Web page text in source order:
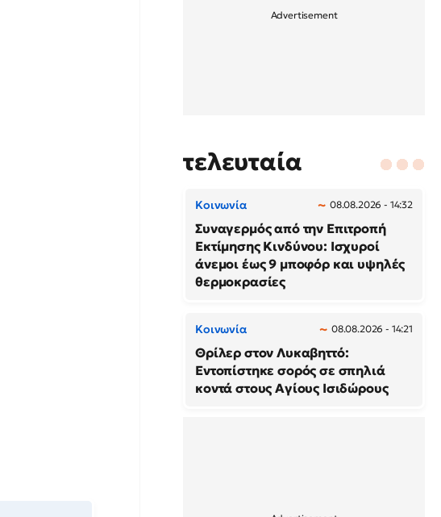
τελευταία
Κοινωνία 08.08.2026 - 14:32
Συναγερμός από την Επιτροπή
Εκτίμησης Κινδύνου: Ισχυροί
άνεμοι έως 9 μποφόρ και υψηλές
θερμοκρασίες
Κοινωνία 08.08.2026 - 14:21
Θρίλερ στον Λυκαβηττό:
Εντοπίστηκε σορός σε σπηλιά
κοντά στους Αγίους Ισιδώρους